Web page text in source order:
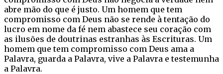
abre mão do que é justo. Um homem que tem
compromisso com Deus não se rende à tentação do
lucro em nome da fé nem abastece seu coração com
as ilusões de doutrinas estranhas às Escrituras. Um
homem que tem compromisso com Deus ama a
Palavra, guarda a Palavra, vive a Palavra e testemunha
a Palavra.